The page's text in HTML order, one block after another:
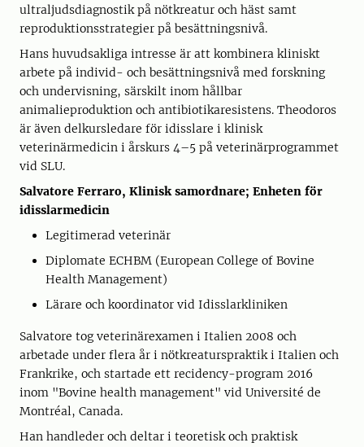
ultraljudsdiagnostik på nötkreatur och häst samt
reproduktionsstrategier på besättningsnivå.
Hans huvudsakliga intresse är att kombinera kliniskt
arbete på individ- och besättningsnivå med forskning
och undervisning, särskilt inom hållbar
animalieproduktion och antibiotikaresistens. Theodoros
är även delkursledare för idisslare i klinisk
veterinärmedicin i årskurs 4–5 på veterinärprogrammet
vid SLU.
Salvatore Ferraro, Klinisk samordnare; Enheten för
idisslarmedicin
Legitimerad veterinär
Diplomate ECHBM (European College of Bovine
Health Management)
Lärare och koordinator vid Idisslarkliniken
Salvatore tog veterinärexamen i Italien 2008 och
arbetade under flera år i nötkreaturspraktik i Italien och
Frankrike, och startade ett recidency-program 2016
inom "Bovine health management" vid Université de
Montréal, Canada.
Han handleder och deltar i teoretisk och praktisk